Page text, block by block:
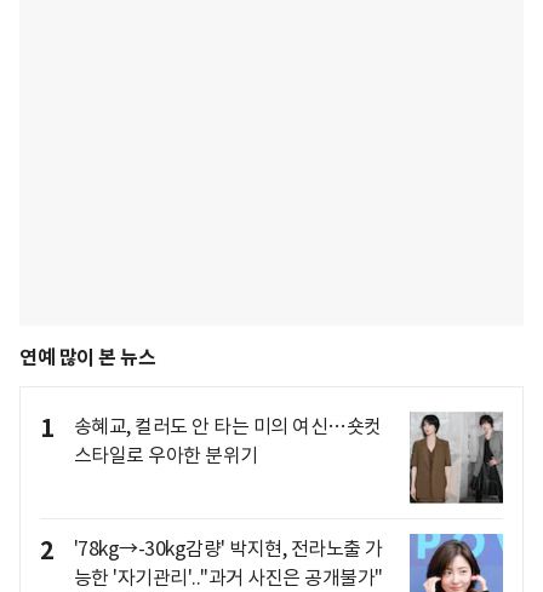
연예 많이 본 뉴스
1
송혜교, 컬러도 안 타는 미의 여신…숏컷
스타일로 우아한 분위기
2
'78kg→-30kg감량' 박지현, 전라노출 가
능한 '자기관리'.."과거 사진은 공개불가"